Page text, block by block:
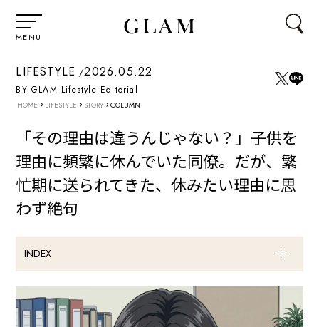
MENU
LIFESTYLE 2026.05.22
BY GLAM Lifestyle Editorial
HOME › LIFESTYLE › STORY › COLUMN
「その理由は違うんじゃない？」子供を
理由に頻繁に休んでいた同僚。だが、繁
忙期に送られてきた、休みたい理由に思
わず絶句
INDEX